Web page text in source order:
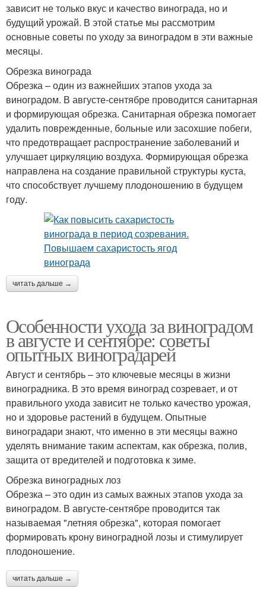
зависит не только вкус и качество винограда, но и
будущий урожай. В этой статье мы рассмотрим
основные советы по уходу за виноградом в эти важные
месяцы.
Обрезка винограда
Обрезка – один из важнейших этапов ухода за
виноградом. В августе-сентябре проводится санитарная
и формирующая обрезка. Санитарная обрезка помогает
удалить поврежденные, больные или засохшие побеги,
что предотвращает распространение заболеваний и
улучшает циркуляцию воздуха. Формирующая обрезка
направлена на создание правильной структуры куста,
что способствует лучшему плодоношению в будущем
году.
читать дальше →
Особенности ухода за виноградом
в августе и сентябре: советы
опытных виноградарей
Август и сентябрь – это ключевые месяцы в жизни
виноградника. В это время виноград созревает, и от
правильного ухода зависит не только качество урожая,
но и здоровье растений в будущем. Опытные
виноградари знают, что именно в эти месяцы важно
уделять внимание таким аспектам, как обрезка, полив,
защита от вредителей и подготовка к зиме.
Обрезка виноградных лоз
Обрезка – это один из самых важных этапов ухода за
виноградом. В августе-сентябре проводится так
называемая "летняя обрезка", которая помогает
формировать крону виноградной лозы и стимулирует
плодоношение.
читать дальше →